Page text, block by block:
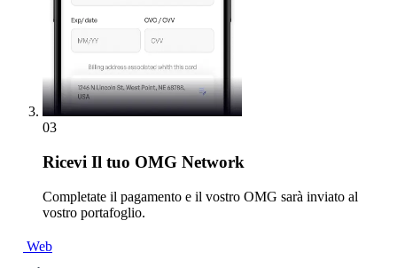
03
Ricevi Il tuo OMG Network
Completate il pagamento e il vostro OMG sarà inviato al
vostro portafoglio.
Web